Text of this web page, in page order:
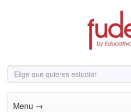
Menu →